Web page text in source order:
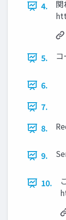
4.
関
5.
6.
7.
8.
9.
10.